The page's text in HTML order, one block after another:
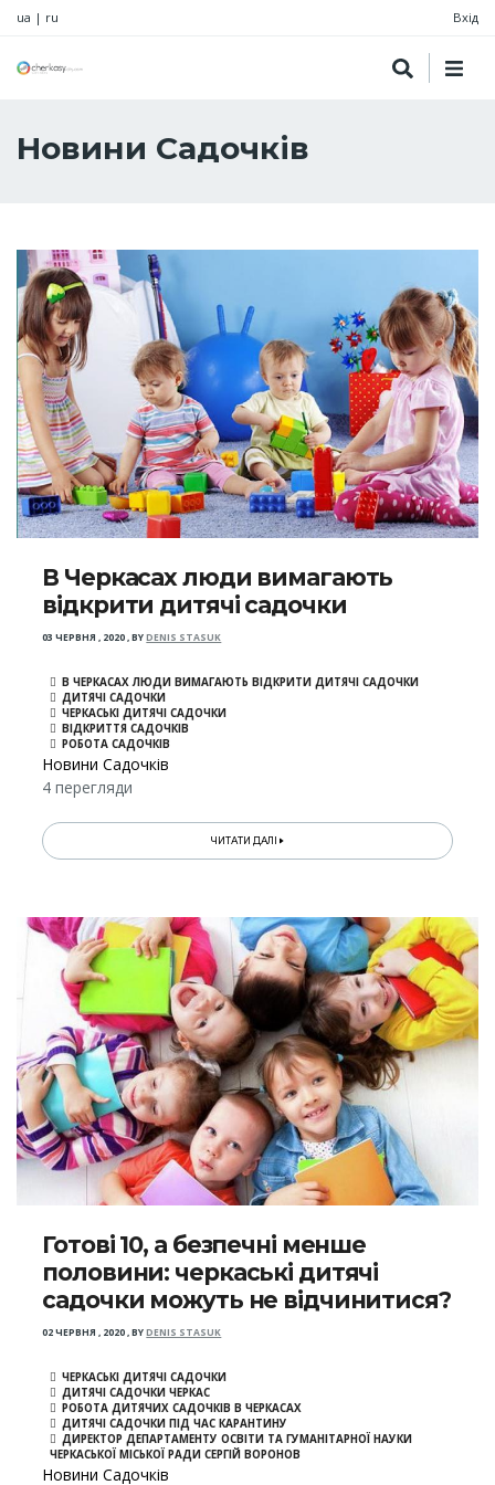
ua | ru Вхід
Новини Садочків
В Черкасах люди вимагають
відкрити дитячі садочки
03 ЧЕРВНЯ , 2020,BYDENIS STASUK
В ЧЕРКАСАХ ЛЮДИ ВИМАГАЮТЬ ВІДКРИТИ ДИТЯЧІ САДОЧКИ
ДИТЯЧІ САДОЧКИ
ЧЕРКАСЬКІ ДИТЯЧІ САДОЧКИ
ВІДКРИТТЯ САДОЧКІВ
РОБОТА САДОЧКІВ
Новини Садочків
4 перегляди
ЧИТАТИ ДАЛІ
Готові 10, а безпечні менше
половини: черкаські дитячі
садочки можуть не відчинитися?
02 ЧЕРВНЯ , 2020,BYDENIS STASUK
ЧЕРКАСЬКІ ДИТЯЧІ САДОЧКИ
ДИТЯЧІ САДОЧКИ ЧЕРКАС
РОБОТА ДИТЯЧИХ САДОЧКІВ В ЧЕРКАСАХ
ДИТЯЧІ САДОЧКИ ПІД ЧАС КАРАНТИНУ
ДИРЕКТОР ДЕПАРТАМЕНТУ ОСВІТИ ТА ГУМАНІТАРНОЇ НАУКИ
ЧЕРКАСЬКОЇ МІСЬКОЇ РАДИ СЕРГІЙ ВОРОНОВ
Новини Садочків